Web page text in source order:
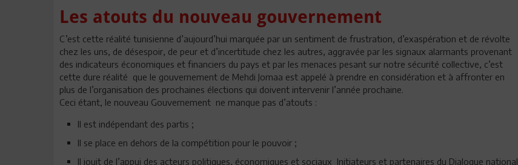
Les atouts du nouveau gouvernement
C’est cette réalité tunisienne d’aujourd’hui marquée par un sentiment de frustration, d’exaspération et de révolte
chez les uns, de désespoir, de peur et d’incertitude chez les autres, aggravée par les signaux alarmants provenant
des indicateurs économiques et financiers du pays et par les menaces pesant sur notre sécurité collective, c’est
cette dure réalité que le gouvernement de Mehdi Jomaa est appelé à prendre en considération et à affronter en
plus de l’organisation des prochaines élections qui doivent intervenir l’année prochaine.
Ceci étant, le nouveau Gouvernement ne manque pas d’atouts :
Il est indépendant des partis ;
Il se place en dehors de la compétition pour le pouvoir ;
Il jouit de l’appui des acteurs politiques, économiques et sociaux Initiateurs et partenaires du Dialogue national